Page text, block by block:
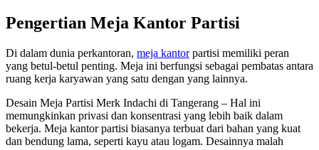
Pengertian Meja Kantor Partisi
Di dalam dunia perkantoran, meja kantorpartisi memiliki peran
yang betul-betul penting. Meja ini berfungsi sebagai pembatas antara
ruang kerja karyawan yang satu dengan yang lainnya.
Desain Meja Partisi Merk Indachi di Tangerang – Hal ini
memungkinkan privasi dan konsentrasi yang lebih baik dalam
bekerja. Meja kantor partisi biasanya terbuat dari bahan yang kuat
dan bendung lama, seperti kayu atau logam. Desainnya malah